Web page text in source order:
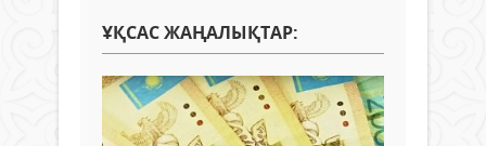
ҰҚСАС ЖАҢАЛЫҚТАР: